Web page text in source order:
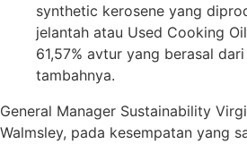
synthetic kerosene yang
jelantah atau Used Cooking
61,57% avtur yang berasal dari
tambahnya.
General Manager Sustainability
Walmsley, pada kesempatan yang